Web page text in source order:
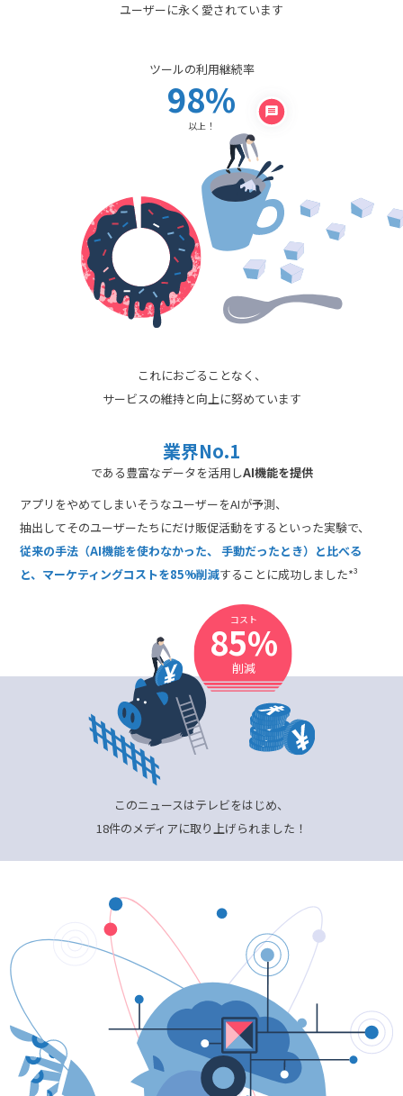
ユーザーに永く愛されています
ツールの利用継続率
98%
以上！
これにおごることなく、
サービスの維持と向上に努めています
業界No.1
である豊富なデータを活用しAI機能を提供
アプリをやめてしまいそうなユーザーをAIが予測、
抽出してそのユーザーたちにだけ販促活動をするといった実験で、
従来の手法（AI機能を使わなかった、 手動だったとき）と比べる
と、 マーケティングコストを85%削減することに成功しました*³
コスト
85%
削減
このニュースはテレビをはじめ、
18件のメディアに取り上げられました！